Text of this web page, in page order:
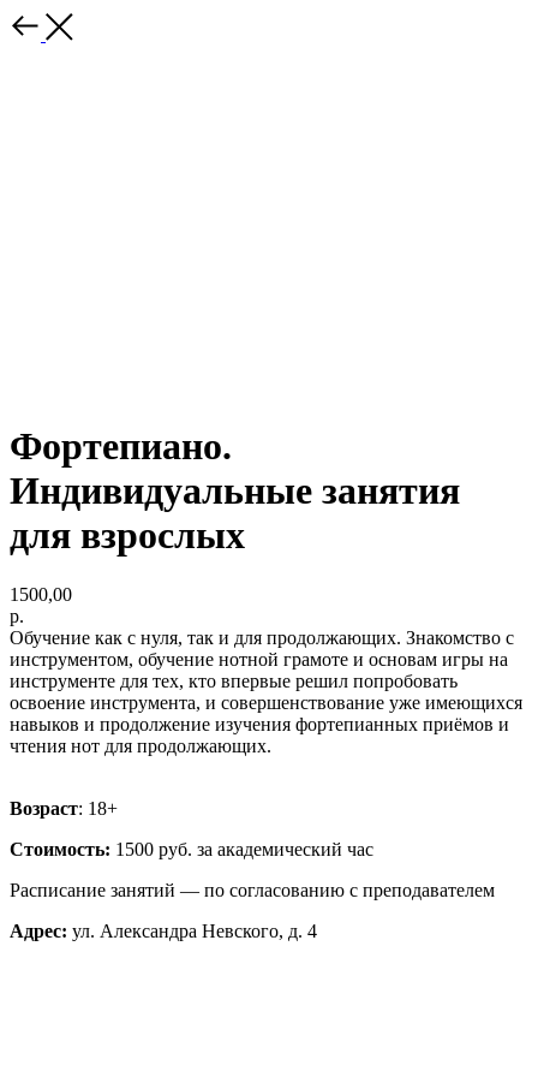
Фортепиано.
Индивидуальные занятия
для взрослых
1500,00
р.
Обучение как с нуля, так и для продолжающих. Знакомство с
инструментом, обучение нотной грамоте и основам игры на
инструменте для тех, кто впервые решил попробовать
освоение инструмента, и совершенствование уже имеющихся
навыков и продолжение изучения фортепианных приёмов и
чтения нот для продолжающих.
Возраст: 18+
Стоимость: 1500 руб. за академический час
Расписание занятий — по согласованию с преподавателем
Адрес: ул. Александра Невского, д. 4